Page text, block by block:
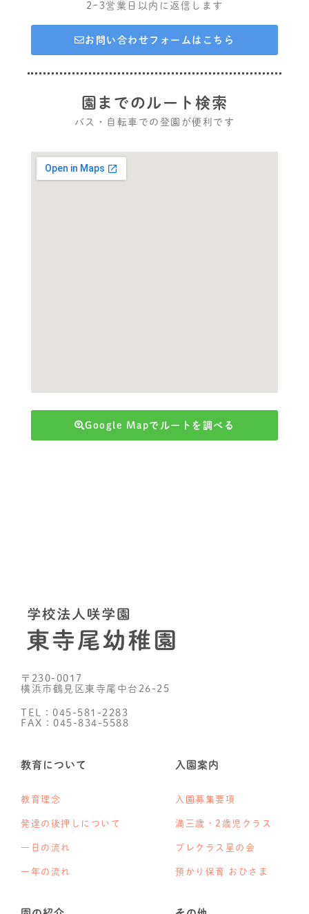
2~3営業日以内に返信します
お問い合わせフォームはこちら
園までのルート検索
バス・自転車での登園が便利です
Google Mapでルートを調べる
〒230-0017
横浜市鶴見区東寺尾中台26-25
TEL：045-581-2283
FAX：045-834-5588
教育について
教育理念
発達の後押しについて
一日の流れ
一年の流れ
入園案内
入園募集要項
満三歳・2歳児クラス
プレクラス星の会
預かり保育 おひさま